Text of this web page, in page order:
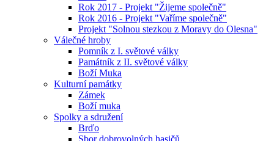
Rok 2017 - Projekt "Žijeme společně"
Rok 2016 - Projekt "Vaříme společně"
Projekt "Solnou stezkou z Moravy do Olesna"
Válečné hroby
Pomník z I. světové války
Památník z II. světové války
Boží Muka
Kulturní památky
Zámek
Boží muka
Spolky a sdružení
Brďo
Sbor dobrovolných hasičů